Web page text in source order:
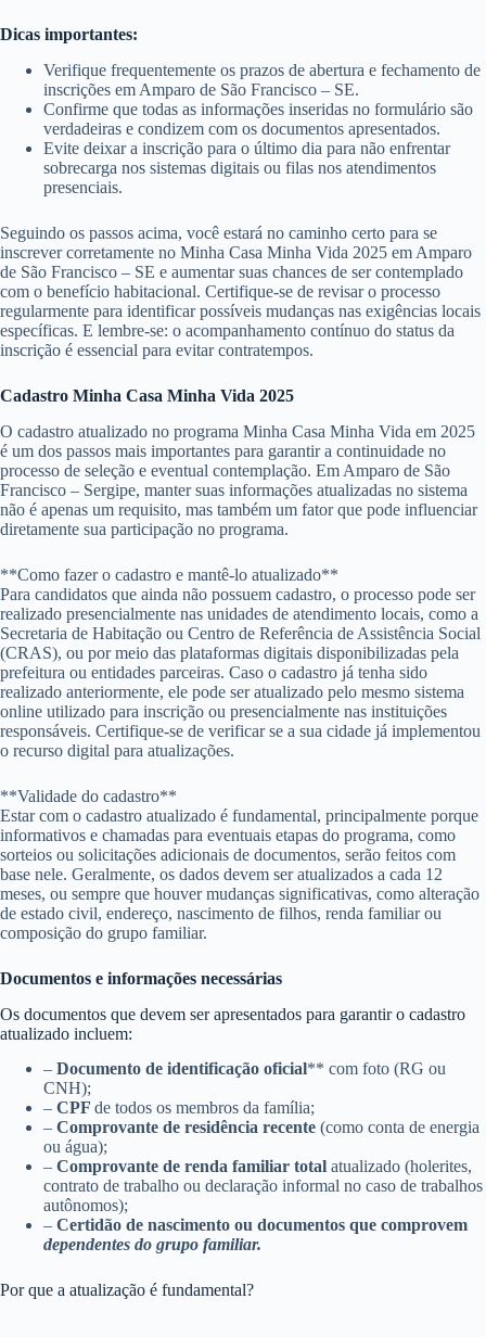
Dicas importantes:
Verifique frequentemente os prazos de abertura e fechamento de
inscrições em Amparo de São Francisco – SE.
Confirme que todas as informações inseridas no formulário são
verdadeiras e condizem com os documentos apresentados.
Evite deixar a inscrição para o último dia para não enfrentar
sobrecarga nos sistemas digitais ou filas nos atendimentos
presenciais.
Seguindo os passos acima, você estará no caminho certo para se
inscrever corretamente no Minha Casa Minha Vida 2025 em Amparo
de São Francisco – SE e aumentar suas chances de ser contemplado
com o benefício habitacional. Certifique-se de revisar o processo
regularmente para identificar possíveis mudanças nas exigências locais
específicas. E lembre-se: o acompanhamento contínuo do status da
inscrição é essencial para evitar contratempos.
Cadastro Minha Casa Minha Vida 2025
O cadastro atualizado no programa Minha Casa Minha Vida em 2025
é um dos passos mais importantes para garantir a continuidade no
processo de seleção e eventual contemplação. Em Amparo de São
Francisco – Sergipe, manter suas informações atualizadas no sistema
não é apenas um requisito, mas também um fator que pode influenciar
diretamente sua participação no programa.
**Como fazer o cadastro e mantê-lo atualizado**
Para candidatos que ainda não possuem cadastro, o processo pode ser
realizado presencialmente nas unidades de atendimento locais, como a
Secretaria de Habitação ou Centro de Referência de Assistência Social
(CRAS), ou por meio das plataformas digitais disponibilizadas pela
prefeitura ou entidades parceiras. Caso o cadastro já tenha sido
realizado anteriormente, ele pode ser atualizado pelo mesmo sistema
online utilizado para inscrição ou presencialmente nas instituições
responsáveis. Certifique-se de verificar se a sua cidade já implementou
o recurso digital para atualizações.
**Validade do cadastro**
Estar com o cadastro atualizado é fundamental, principalmente porque
informativos e chamadas para eventuais etapas do programa, como
sorteios ou solicitações adicionais de documentos, serão feitos com
base nele. Geralmente, os dados devem ser atualizados a cada 12
meses, ou sempre que houver mudanças significativas, como alteração
de estado civil, endereço, nascimento de filhos, renda familiar ou
composição do grupo familiar.
Documentos e informações necessárias
Os documentos que devem ser apresentados para garantir o cadastro
atualizado incluem:
– Documento de identificação oficial** com foto (RG ou
CNH);
– CPF de todos os membros da família;
– Comprovante de residência recente (como conta de energia
ou água);
– Comprovante de renda familiar total atualizado (holerites,
contrato de trabalho ou declaração informal no caso de trabalhos
autônomos);
– Certidão de nascimento ou documentos que comprovem
dependentes do grupo familiar.
Por que a atualização é fundamental?